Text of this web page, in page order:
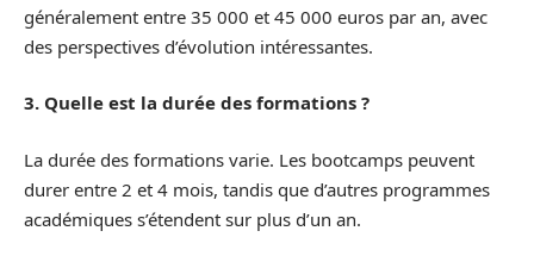
généralement entre 35 000 et 45 000 euros par an, avec
des perspectives d’évolution intéressantes.
3. Quelle est la durée des formations ?
La durée des formations varie. Les bootcamps peuvent
durer entre 2 et 4 mois, tandis que d’autres programmes
académiques s’étendent sur plus d’un an.